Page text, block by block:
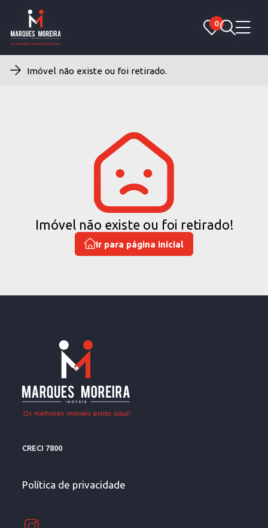
0
0
Imóvel não existe ou foi retirado.
Imóvel não existe ou foi retirado!
Ir para página inicial
CRECI 7800
Política de privacidade